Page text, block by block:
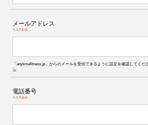
メールアドレス
※入力必須
「anytimefitness.jp」からのメールを受信できるように設定を確認してくだ
ら
電話番号
※入力必須